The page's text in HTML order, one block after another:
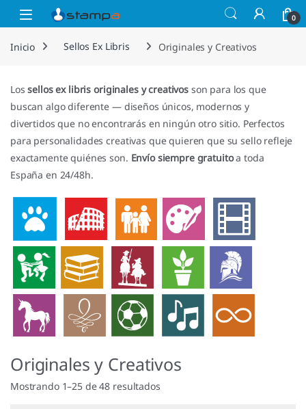
Saltar a la navegación
Saltar al contenido
Open 0
Inicio Sellos Ex Libris Originales y Creativos
Lossellos ex libris originales y creativos son para los que
buscan algo diferente — diseños únicos, modernos y
divertidos que no encontrarás en ningún otro sitio. Perfectos
para personalidades creativas que quieren que su sello refleje
exactamente quiénes son. Envío siempre gratuitoa toda
España en 24/48h.
Originales y Creativos
Mostrando 1–25 de 48 resultados